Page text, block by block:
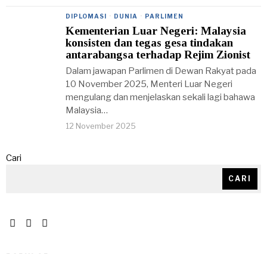
DIPLOMASI · DUNIA · PARLIMEN
Kementerian Luar Negeri: Malaysia
konsisten dan tegas gesa tindakan
antarabangsa terhadap Rejim Zionist
Dalam jawapan Parlimen di Dewan Rakyat pada
10 November 2025, Menteri Luar Negeri
mengulang dan menjelaskan sekali lagi bahawa
Malaysia…
12 November 2025
Cari
CARI